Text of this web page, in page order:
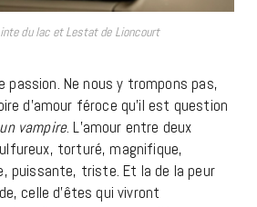
du lac et Lestat de Lioncourt
passion. Ne nous y trompons pas,
d’amour féroce qu’il est question
vampire. L’amour entre deux
torturé, magnifique,
puissante, triste. Et la de la peur
celle d’êtes qui vivront